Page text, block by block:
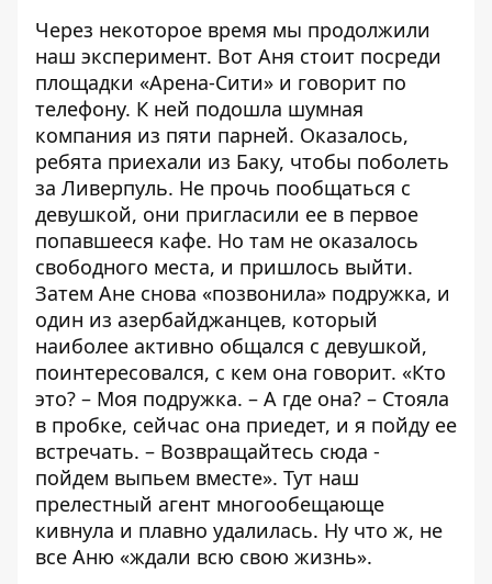
Через некоторое время мы продолжили
наш эксперимент. Вот Аня стоит посреди
площадки «Арена-Сити» и говорит по
телефону. К ней подошла шумная
компания из пяти парней. Оказалось,
ребята приехали из Баку, чтобы поболеть
за Ливерпуль. Не прочь пообщаться с
девушкой, они пригласили ее в первое
попавшееся кафе. Но там не оказалось
свободного места, и пришлось выйти.
Затем Ане снова «позвонила» подружка, и
один из азербайджанцев, который
наиболее активно общался с девушкой,
поинтересовался, с кем она говорит. «Кто
это? – Моя подружка. – А где она? – Стояла
в пробке, сейчас она приедет, и я пойду ее
встречать. – Возвращайтесь сюда -
пойдем выпьем вместе». Тут наш
прелестный агент многообещающе
кивнула и плавно удалилась. Ну что ж, не
все Аню «ждали всю свою жизнь».